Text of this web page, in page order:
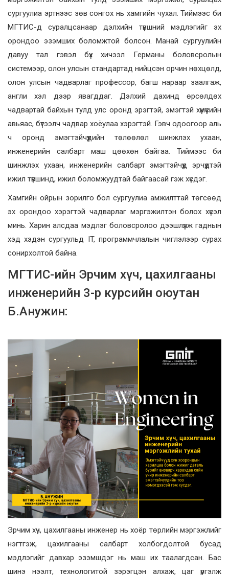
сургуулиа эртнээс зөв сонгох нь хамгийн чухал. Тиймээс би
МГТИС-д суралцсанаар дэлхийн түвшний мэдлэгийг эх
орондоо эзэмших боломжтой болсон. Манай сургуулийн
давуу тал гэвэл бүх хичээл Германы боловсролын
системээр, олон улсын стандартад нийцсэн орчин нөхцөлд,
олон улсын чадварлаг профессор, багш нараар заалгаж,
англи хэл дээр явагддаг. Дэлхий дахинд өрсөлдөх
чадвартай байхын тулд улс оронд эрэгтэй, эмэгтэй хүмүүсийн
авьяас, бүтээлч чадвар хоёулаа хэрэгтэй. Гэвч одоогоор аль
ч оронд эмэгтэйчүүдийн төлөөлөл шинжлэх ухаан,
инженерийн салбарт маш цөөхөн байгаа. Тиймээс би
шинжлэх ухаан, инженерийн салбарт эмэгтэйчүүд эрчүүдтэй
ижил түвшинд, ижил боломжуудтай байгаасай гэж хүсдэг.
Хамгийн ойрын зорилго бол сургуулиа амжилттай төгсөөд
эх орондоо хэрэгтэй чадварлаг мэргэжилтэн болох хүсэл
минь. Харин алсдаа мэдлэг боловсролоо дээшлүүлж гаднын
хэд хэдэн сургуульд IT, программчлалын чиглэлээр сурах
сонирхолтой байна.
МГТИС-ийн Эрчим хүч, цахилгааны
инженерийн 3-р курсийн оюутан
Б.Анужин:
Эрчим хүч, цахилгааны инженер нь хоёр төрлийн мэргэжлийг
нэгтгэж, цахилгааны салбарт холбогдолтой бусад
мэдлэгийг давхар эзэмшдэг нь маш их таалагдсан. Бас
шинэ нээлт, технологитой зэрэгцэн алхаж, цаг үргэлж